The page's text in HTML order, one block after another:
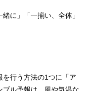
に」「一揃い、全体」
を行う方法の1つに「ア